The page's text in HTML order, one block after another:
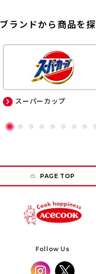
ブランドから商品を
スーパーカップ
PAGE TOP
Follow Us